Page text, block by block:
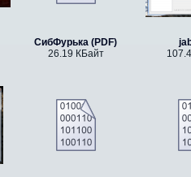
СибФурька (PDF)
26.19 КБайт